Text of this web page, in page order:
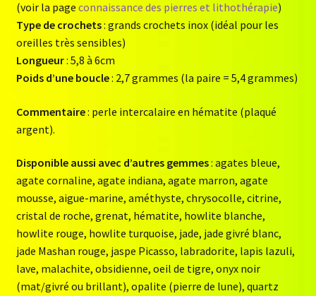
(voir la page connaissance des pierres et lithothérapie)
Type de crochets: grands crochets inox (idéal pour les
oreilles très sensibles)
Longueur: 5,8 à 6cm
Poids d’une boucle: 2,7 grammes (la paire = 5,4 grammes)
Commentaire: perle intercalaire en hématite (plaqué
argent).
Disponible aussi avec d’autres gemmes: agates bleue,
agate cornaline, agate indiana, agate marron, agate
mousse, aigue-marine, améthyste, chrysocolle, citrine,
cristal de roche, grenat, hématite, howlite blanche,
howlite rouge, howlite turquoise, jade, jade givré blanc,
jade Mashan rouge, jaspe Picasso, labradorite, lapis lazuli,
lave, malachite, obsidienne, oeil de tigre, onyx noir
(mat/givré ou brillant), opalite (pierre de lune), quartz